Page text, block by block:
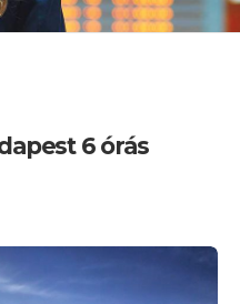
6 órás